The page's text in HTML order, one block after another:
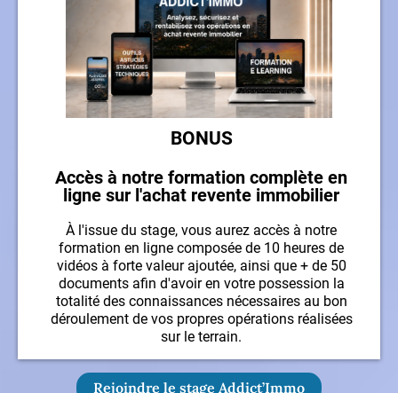
BONUS
Accès à notre formation complète en
ligne sur l'achat revente immobilier
À l'issue du stage, vous aurez accès à notre
formation en ligne composée de 10 heures de
vidéos à forte valeur ajoutée, ainsi que + de 50
documents afin d'avoir en votre possession la
totalité des connaissances nécessaires au bon
déroulement de vos propres opérations réalisées
sur le terrain.
Rejoindre le stage Addict’Immo